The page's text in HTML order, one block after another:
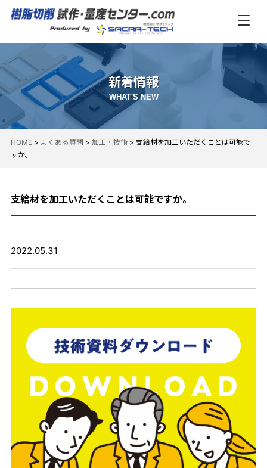
新着情報
WHAT'S NEW
HOME> よくある質問 > 加工・技術> 支給材を加工いただくことは可能で
すか。
支給材を加工いただくことは可能ですか。
2022.05.31